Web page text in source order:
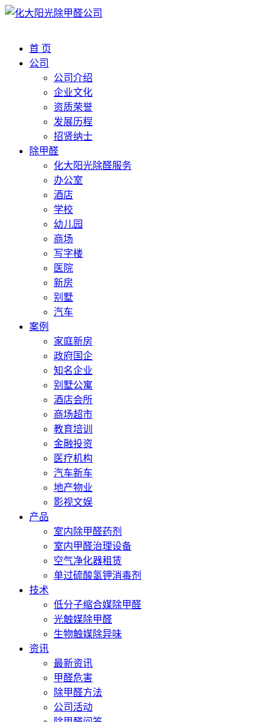
首 页
公司
公司介绍
企业文化
资质荣誉
发展历程
招贤纳士
除甲醛
化大阳光除醛服务
办公室
酒店
学校
幼儿园
商场
写字楼
医院
新房
别墅
汽车
案例
家庭新房
政府国企
知名企业
别墅公寓
酒店会所
商场超市
教育培训
金融投资
医疗机构
汽车新车
地产物业
影视文娱
产品
室内除甲醛药剂
室内甲醛治理设备
空气净化器租赁
单过硫酸氢钾消毒剂
技术
低分子缩合媒除甲醛
光触媒除甲醛
生物触媒除异味
资讯
最新资讯
甲醛危害
除甲醛方法
公司活动